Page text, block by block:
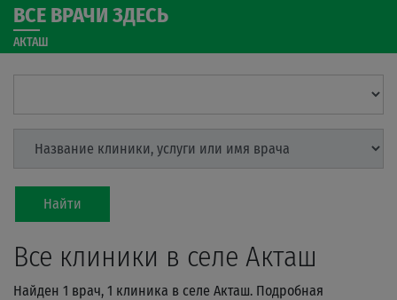
ВСЕ ВРАЧИ ЗДЕСЬ
АКТАШ
Найти
Все клиники в селе Акташ
Найден 1 врач, 1 клиника в селе Акташ. Подробная